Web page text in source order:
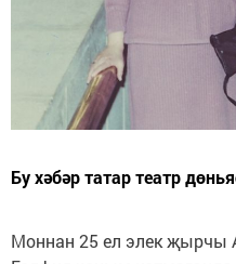
Бу хәбәр татар театр
Моннан 25 ел элек җырчы